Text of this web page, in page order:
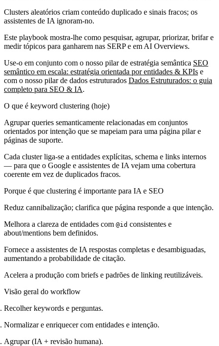
Clusters aleatórios criam conteúdo duplicado e sinais fracos; os
assistentes de IA ignoram-no.
Este playbook mostra-lhe como pesquisar, agrupar, priorizar, brifar e
medir tópicos para ganharem nas SERP e em AI Overviews.
Use-o em conjunto com o nosso pilar de estratégia semântica SEO
semântico em escala: estratégia orientada por entidades & KPIs e
com o nosso pilar de dados estruturados Dados Estruturados: o guia
completo para SEO & IA.
O que é keyword clustering (hoje)
Agrupar queries semanticamente relacionadas em conjuntos
orientados por intenção que se mapeiam para uma página pilar e
páginas de suporte.
Cada cluster liga-se a entidades explícitas, schema e links internos
— para que o Google e assistentes de IA vejam uma cobertura
coerente em vez de duplicados fracos.
Porque é que clustering é importante para IA e SEO
Reduz cannibalização; clarifica que página responde a que intenção.
Melhora a clareza de entidades com @id consistentes e
about/mentions bem definidos.
Fornece a assistentes de IA respostas completas e desambiguadas,
aumentando a probabilidade de citação.
Acelera a produção com briefs e padrões de linking reutilizáveis.
Visão geral do workflow
Recolher keywords e perguntas.
Normalizar e enriquecer com entidades e intenção.
Agrupar (IA + revisão humana).